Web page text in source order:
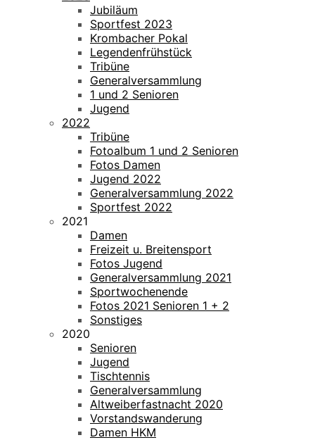
Jubiläum
Sportfest 2023
Krombacher Pokal
Legendenfrühstück
Tribüne
Generalversammlung
1 und 2 Senioren
Jugend
2022
Tribüne
Fotoalbum 1 und 2 Senioren
Fotos Damen
Jugend 2022
Generalversammlung 2022
Sportfest 2022
2021
Damen
Freizeit u. Breitensport
Fotos Jugend
Generalversammlung 2021
Sportwochenende
Fotos 2021 Senioren 1 + 2
Sonstiges
2020
Senioren
Jugend
Tischtennis
Generalversammlung
Altweiberfastnacht 2020
Vorstandswanderung
Damen HKM